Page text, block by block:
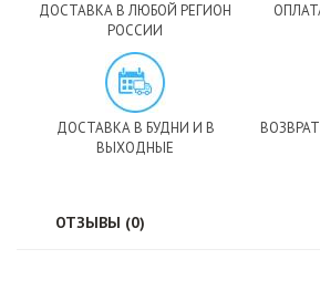
ДОСТАВКА В ЛЮБОЙ РЕГИОН
РОССИИ
ДОСТАВКА В БУДНИ И В
ВЫХОДНЫЕ
ОТЗЫВЫ (0)